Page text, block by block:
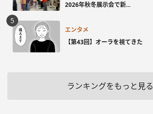
2026年秋冬展示会で新...
エンタメ
【第43回】オーラを視てきた
ランキングをもっと見る